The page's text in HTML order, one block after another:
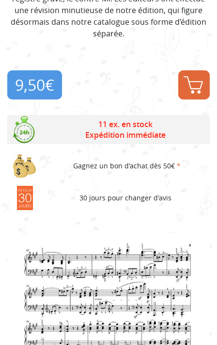
une révision minutieuse de notre édition, qui figure
désormais dans notre catalogue sous forme d’édition
séparée.
9,50€
11 ex. en stock
Expédition immédiate
Gagnez un bon d'achat dès 50€ *
30 jours pour changer d'avis